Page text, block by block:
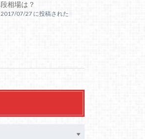
段相場は？
2017/07/27 に投稿された